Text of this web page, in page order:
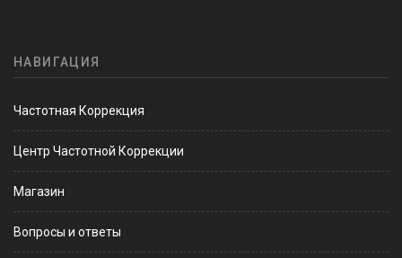
НАВИГАЦИЯ
Частотная Коррекция
Центр Частотной Коррекции
Магазин
Вопросы и ответы